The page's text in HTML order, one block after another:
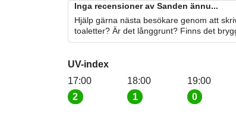
Inga recensioner av Sanden ännu...
Hjälp gärna nästa besökare genom att
toaletter? Är det långgrunt? Finns det
UV-index
17:00
2
18:00
1
19:00
0